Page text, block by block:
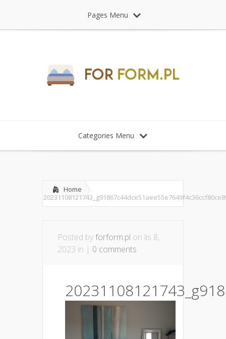
Pages Menu
Categories Menu
Home
Posted byforform.pl on lis 8,
2023 in | 0 comments